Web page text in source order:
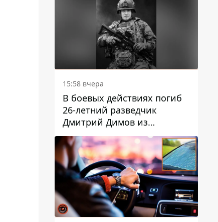
15:58 вчера
В боевых действиях погиб
26-летний разведчик
Дмитрий Димов из
Никополя